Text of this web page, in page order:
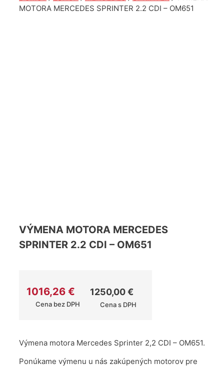
MOTORA MERCEDES SPRINTER 2.2 CDI – OM651
VÝMENA MOTORA MERCEDES
SPRINTER 2.2 CDI – OM651
1016,26 €
Cena bez DPH
1250,00€
Cena s DPH
Výmena motora Mercedes Sprinter 2,2 CDI – OM651.
Ponúkame výmenu u nás zakúpených motorov pre